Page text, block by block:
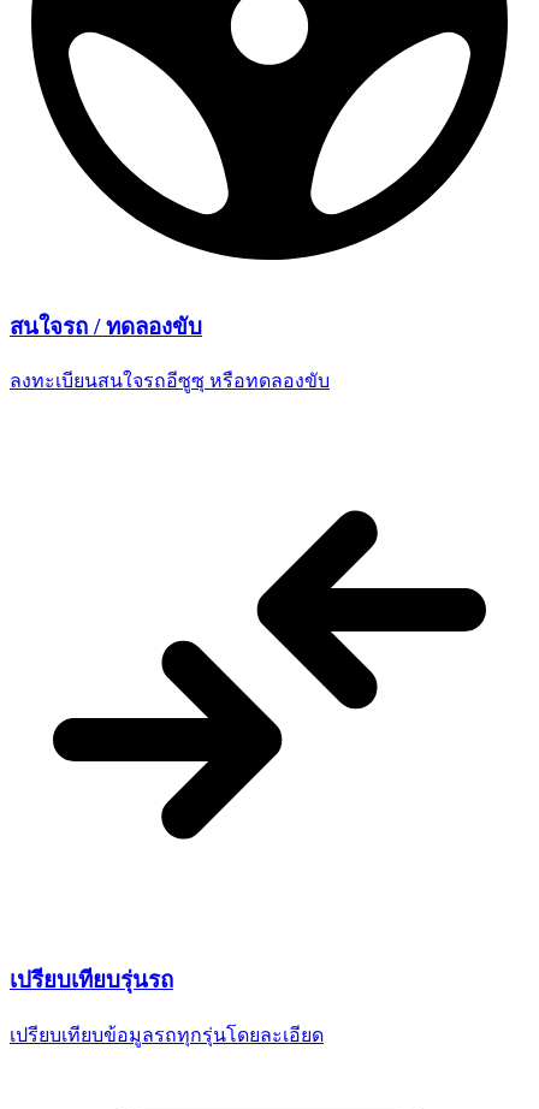
สนใจรถ /ทดลองขับ
ลงทะเบียนสนใจรถอีซูซุ หรือทดลองขับ
เปรียบเทียบรุ่นรถ
เปรียบเทียบข้อมูลรถทุกรุ่นโดยละเอียด